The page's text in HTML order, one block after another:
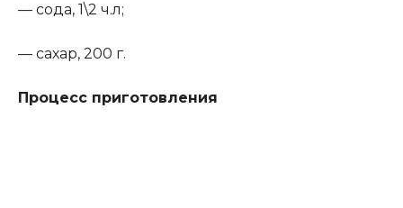
— сода, 1\2 ч.л;
— сахар, 200 г.
Процесс приготовления